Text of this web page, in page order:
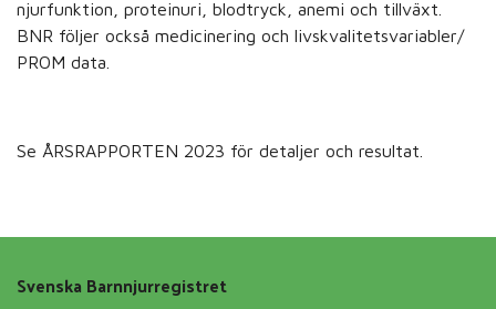
njurfunktion, proteinuri, blodtryck, anemi och tillväxt.
BNR följer också medicinering och livskvalitetsvariabler/
PROM data.
Se ÅRSRAPPORTEN 2023 för detaljer och resultat.
Svenska Barnnjurregistret